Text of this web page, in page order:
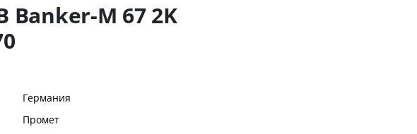
Banker-M 67 2K
Германия
Промет